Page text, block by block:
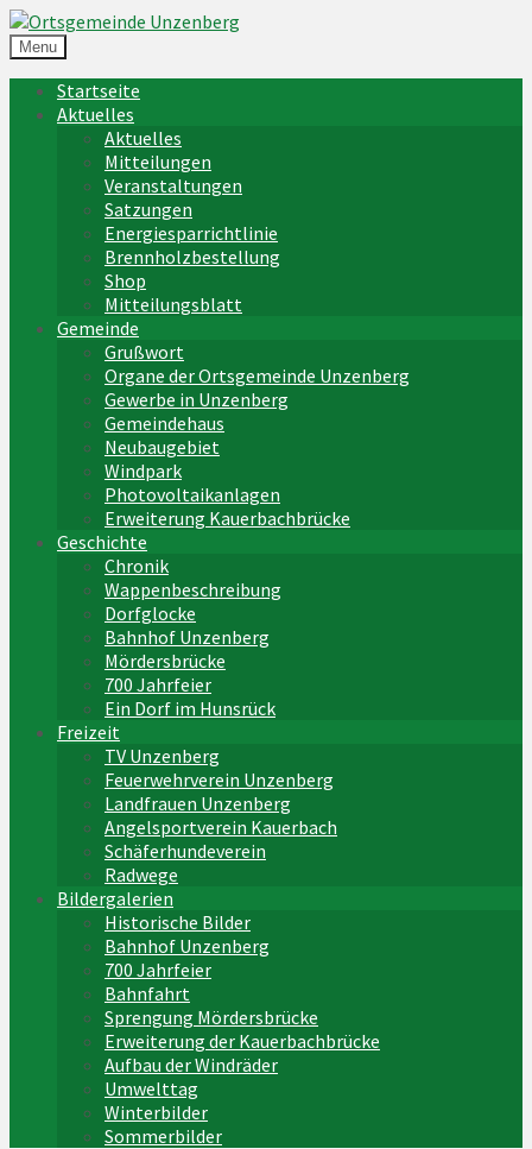
Menu
Startseite
Aktuelles
Aktuelles
Mitteilungen
Veranstaltungen
Satzungen
Energiesparrichtlinie
Brennholzbestellung
Shop
Mitteilungsblatt
Gemeinde
Grußwort
Organe der Ortsgemeinde Unzenberg
Gewerbe in Unzenberg
Gemeindehaus
Neubaugebiet
Windpark
Photovoltaikanlagen
Erweiterung Kauerbachbrücke
Geschichte
Chronik
Wappenbeschreibung
Dorfglocke
Bahnhof Unzenberg
Mördersbrücke
700 Jahrfeier
Ein Dorf im Hunsrück
Freizeit
TV Unzenberg
Feuerwehrverein Unzenberg
Landfrauen Unzenberg
Angelsportverein Kauerbach
Schäferhundeverein
Radwege
Bildergalerien
Historische Bilder
Bahnhof Unzenberg
700 Jahrfeier
Bahnfahrt
Sprengung Mördersbrücke
Erweiterung der Kauerbachbrücke
Aufbau der Windräder
Umwelttag
Winterbilder
Sommerbilder